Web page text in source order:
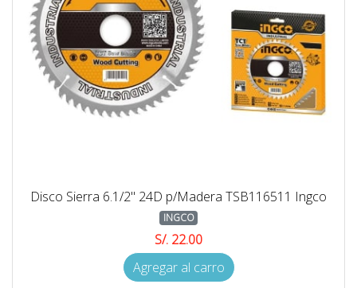
Disco Sierra 6.1/2'' 24D p/Madera TSB116511 Ingco
INGCO
S/. 22.00
Agregar al carro